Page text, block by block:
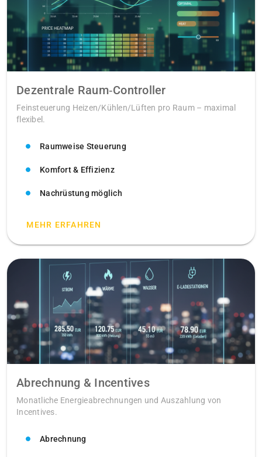
Dezentrale Raum‑Controller
Feinsteuerung Heizen/Kühlen/Lüften pro Raum – maximal
flexibel.
Raumweise Steuerung
Komfort & Effizienz
Nachrüstung möglich
MEHR ERFAHREN
Abrechnung & Incentives
Monatliche Energieabrechnungen und Auszahlung von
Incentives.
Abrechnung